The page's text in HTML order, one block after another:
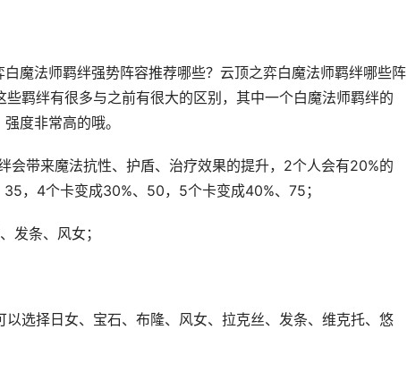
魔法师羁绊强势阵容推荐哪些？云顶之弈白魔法师羁绊哪些阵
羁绊有很多与之前有很大的区别，其中一个白魔法师羁绊的
度非常高的哦。
会带来魔法抗性、护盾、治疗效果的提升，2个人会有20%的
，4个卡变成30%、50，5个卡变成40%、75；
发条、风女；
选择日女、宝石、布隆、风女、拉克丝、发条、维克托、悠